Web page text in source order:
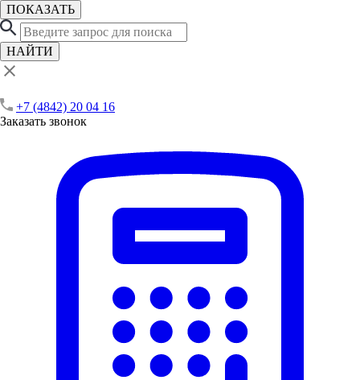
ПОКАЗАТЬ
НАЙТИ
+7 (4842) 20 04 16
Заказать звонок